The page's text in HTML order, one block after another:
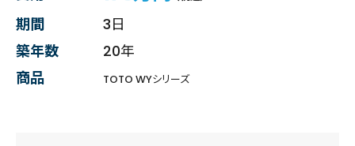
期間
3日
築年数
20年
商品
TOTO WYシリーズ